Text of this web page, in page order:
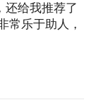
还给我推荐了
常乐于助人，